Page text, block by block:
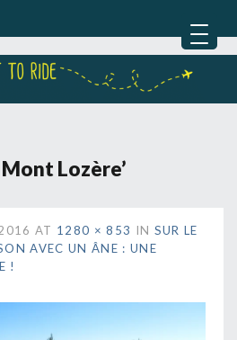
Mont Lozère’
AT 1280 × 853 IN SUR LE
AVEC UN ÂNE : UNE
!